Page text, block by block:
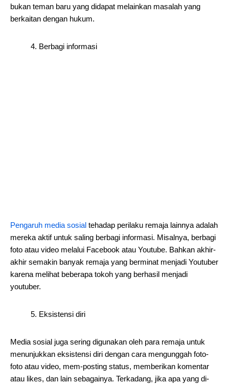
bukan teman baru yang didapat melainkan masalah yang
berkaitan dengan hukum.
4. Berbagi informasi
Pengaruh media sosial tehadap perilaku remaja lainnya adalah
mereka aktif untuk saling berbagi informasi. Misalnya, berbagi
foto atau video melalui Facebook atau Youtube. Bahkan akhir-
akhir semakin banyak remaja yang berminat menjadi Youtuber
karena melihat beberapa tokoh yang berhasil menjadi
youtuber.
5. Eksistensi diri
Media sosial juga sering digunakan oleh para remaja untuk
menunjukkan eksistensi diri dengan cara mengunggah foto-
foto atau video, mem-posting status, memberikan komentar
atau likes, dan lain sebagainya. Terkadang, jika apa yang di-